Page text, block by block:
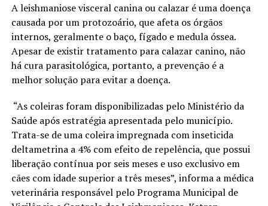
A leishmaniose visceral canina ou calazar é uma doença
causada por um protozoário, que afeta os órgãos
internos, geralmente o baço, fígado e medula óssea.
Apesar de existir tratamento para calazar canino, não
há cura parasitológica, portanto, a prevenção é a
melhor solução para evitar a doença.
“As coleiras foram disponibilizadas pelo Ministério da
Saúde após estratégia apresentada pelo município.
Trata-se de uma coleira impregnada com inseticida
deltametrina a 4% com efeito de repelência, que possui
liberação contínua por seis meses e uso exclusivo em
cães com idade superior a três meses”, informa a médica
veterinária responsável pelo Programa Municipal de